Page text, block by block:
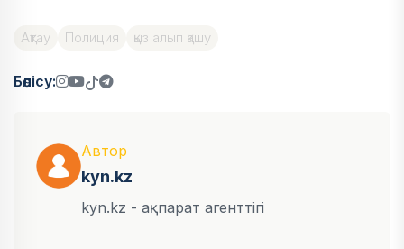
Ақтау Полиция қыз алып қашу
Бөлісу:
Автор
kyn.kz
kyn.kz - ақпарат агенттігі